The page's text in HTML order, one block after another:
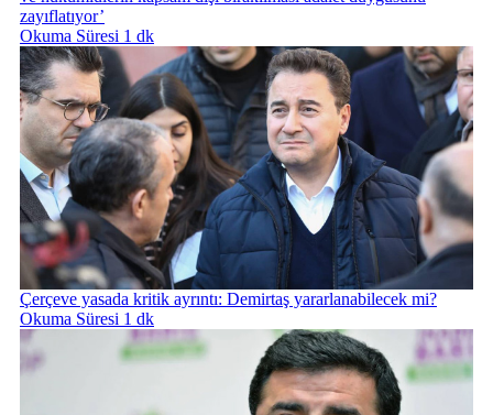
zayıflatıyor’
Okuma Süresi 1 dk
Çerçeve yasada kritik ayrıntı: Demirtaş yararlanabilecek mi?
Okuma Süresi 1 dk